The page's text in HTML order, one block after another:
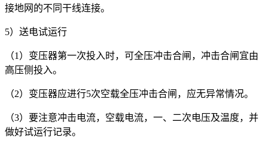
接地网的不同干线连接。
5）送电试运行
（1）变压器第一次投入时，可全压冲击合闸，冲击合闸宜由
高压侧投入。
（2）变压器应进行5次空载全压冲击合闸，应无异常情况。
（3）要注意冲击电流，空载电流，一、二次电压及温度，并
做好试运行记录。